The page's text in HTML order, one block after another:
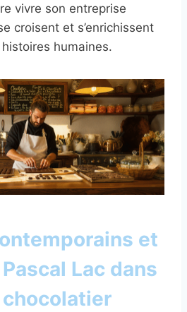
vivre son entreprise
croisent et s’enrichissent
humaines.
et
Lac dans